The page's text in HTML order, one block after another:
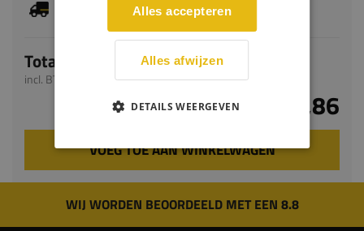
bedraagt 1-3 werkdagen
Totaal
incl. BTW
€ 8,86
VOEG TOE AAN WINKELWAGEN
WIJ WORDEN BEOORDEELD MET EEN 8.8
Alles accepteren
Alles afwijzen
DETAILS WEERGEVEN